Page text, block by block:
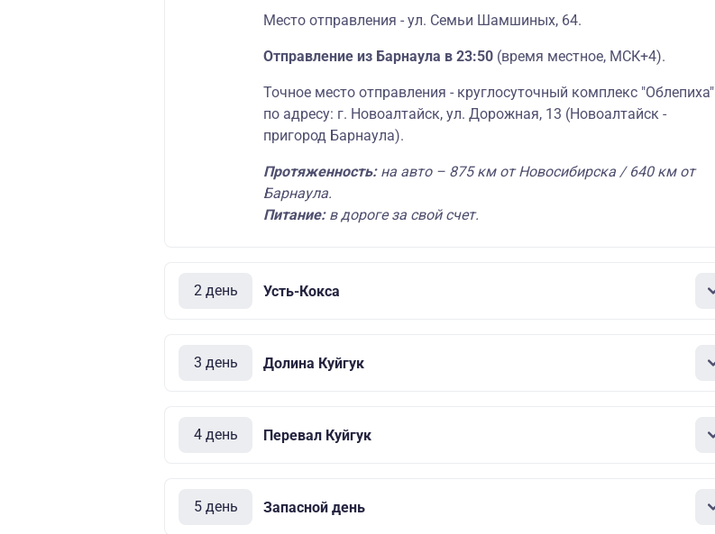
Место отправления - ул. Семьи Шамшиных, 64.
Отправление из Барнаула в 23:50 (время местное, МСК+4).
Точное место отправления - круглосуточный комплекс "Облепиха"
по адресу: г. Новоалтайск, ул. Дорожная, 13 (Новоалтайск -
пригород Барнаула).
Протяженность: на авто – 875 км от Новосибирска / 640 км от
Барнаула.
Питание: в дороге за свой счет.
2 день Усть-Кокса
3 день Долина Куйгук
4 день Перевал Куйгук
5 день Запасной день